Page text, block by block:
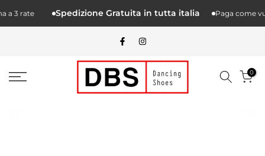
Salta.
alcontenuto
a 3 rate Spedizione Gratuita in tutta italia Paga come
0